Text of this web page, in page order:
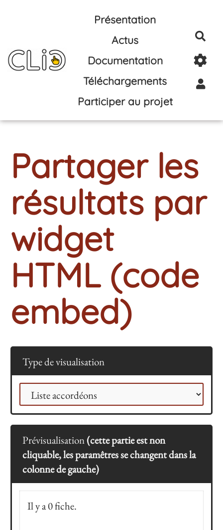
Aller au contenu principal
Présentation
Actus
Documentation
Téléchargements
Participer au projet
Partager les
résultats par
widget
HTML (code
embed)
Type de visualisation
Prévisualisation(cette partie est non
cliquable, les paramêtres se changent dans la
colonne de gauche)